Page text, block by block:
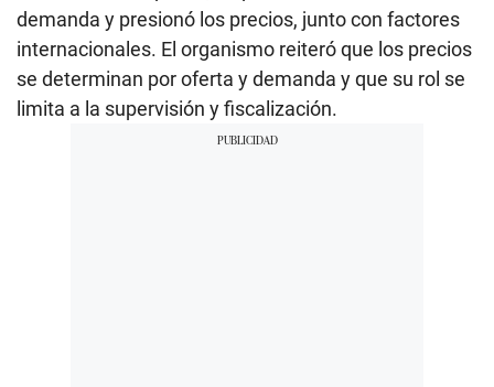
demanda y presionó los precios, junto con factores
internacionales. El organismo reiteró que los precios
se determinan por oferta y demanda y que su rol se
limita a la supervisión y fiscalización.